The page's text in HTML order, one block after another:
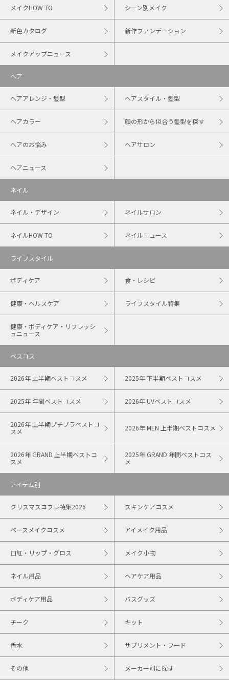
メイクHOW TO シーン別メイク
新色カタログ 新作ファンデーション
メイクアップニュース
ヘア
ヘアアレンジ・髪型 ヘアスタイル・髪型
ヘアカラー 顔の形から似合う髪型を探す
ヘアのお悩み ヘアサロン
ヘアニュース
ネイル
ネイル・デザイン ネイルサロン
ネイルHOW TO ネイルニュース
ライフスタイル
ボディケア 食・レシピ
健康・ヘルスケア ライフスタイル特集
健康・ボディケア・リフレッシ
ュニュース
ベスコス
2026年 上半期ベストコスメ 2025年 下半期ベストコスメ
2025年 年間ベストコスメ 2026年 UVベストコスメ
2026年 上半期プチプラベストコ
スメ
2026年 MEN 上半期ベストコスメ
2026年 GRAND 上半期ベストコ
スメ
2025年 GRAND 年間ベストコス
メ
アイテム別
クリスマスコフレ特集2026 スキンケアコスメ
ベースメイクコスメ アイメイク用品
口紅・リップ・グロス メイク小物
ネイル用品 ヘアケア用品
ボディケア用品 バスグッズ
チーク キット
香水 サプリメント・フード
その他 メーカー別に探す